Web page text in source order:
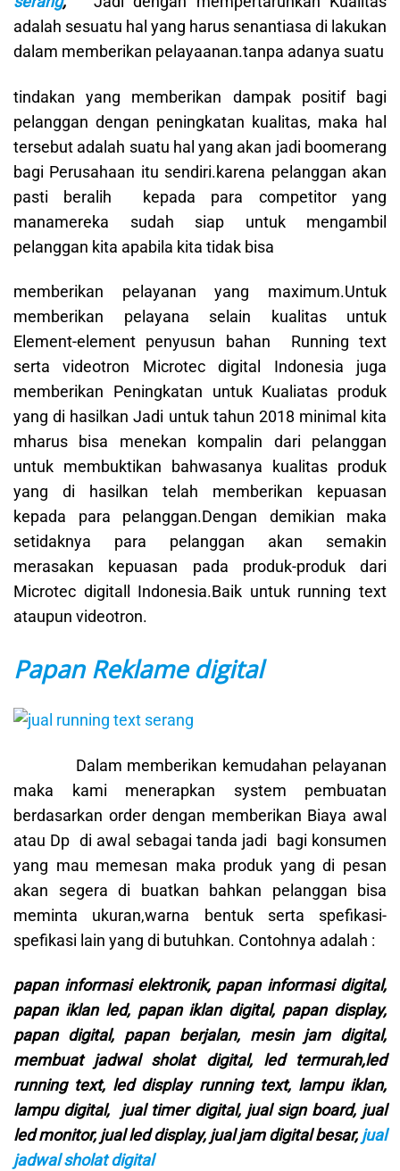
adalah sesuatu hal yang harus senantiasa di lakukan
dalam memberikan pelayaanan.tanpa adanya suatu
tindakan yang memberikan dampak positif bagi
pelanggan dengan peningkatan kualitas, maka hal
tersebut adalah suatu hal yang akan jadi boomerang
bagi Perusahaan itu sendiri.karena pelanggan akan
pasti beralih kepada para competitor yang
manamereka sudah siap untuk mengambil
pelanggan kita apabila kita tidak bisa
memberikan pelayanan yang maximum.Untuk
memberikan pelayana selain kualitas untuk
Element-element penyusun bahan Running text
serta videotron Microtec digital Indonesia juga
memberikan Peningkatan untuk Kualiatas produk
yang di hasilkan Jadi untuk tahun 2018 minimal kita
mharus bisa menekan kompalin dari pelanggan
untuk membuktikan bahwasanya kualitas produk
yang di hasilkan telah memberikan kepuasan
kepada para pelanggan.Dengan demikian maka
setidaknya para pelanggan akan semakin
merasakan kepuasan pada produk-produk dari
Microtec digitall Indonesia.Baik untuk running text
ataupun videotron.
Papan Reklame digital
Dalam memberikan kemudahan pelayanan
maka kami menerapkan system pembuatan
berdasarkan order dengan memberikan Biaya awal
atau Dp di awal sebagai tanda jadi bagi konsumen
yang mau memesan maka produk yang di pesan
akan segera di buatkan bahkan pelanggan bisa
meminta ukuran,warna bentuk serta spefikasi-
spefikasi lain yang di butuhkan. Contohnya adalah :
papan informasi elektronik, papan informasi digital,
papan iklan led, papan iklan digital, papan display,
papan digital, papan berjalan, mesin jam digital,
membuat jadwal sholat digital, led termurah,led
running text, led display running text, lampu iklan,
lampu digital, jual timer digital, jual sign board, jual
led monitor, jual led display, jual jam digital besar, jual
jadwal sholat digital